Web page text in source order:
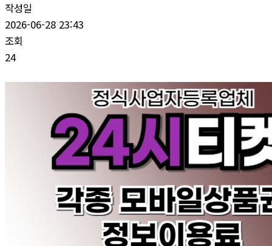
작성일
2026-06-28 23:43
조회
24